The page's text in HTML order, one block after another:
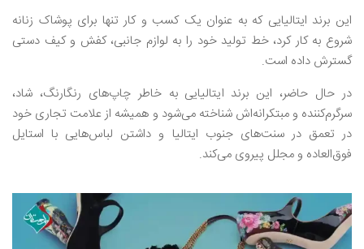
این برند ایتالیایی که به عنوان یک کسب و کار تنها برای پوشاک زنانه
شروع به کار کرد، خط تولید خود را به لوازم جانبی، کفش و کیف دستی
گسترش داده است.
در حال حاضر، این برند ایتالیایی به خاطر چاپ‌های رنگارنگ، شاد،
سرگرم‌کننده و مبتکرانه‌اش شناخته می‌شود و همیشه از علامت تجاری خود
در تعمق در سنت‌های جنوب ایتالیا و داشتن لباس‌هایی با استایل
فوق‌العاده و مجلل پیروی می‌کند.